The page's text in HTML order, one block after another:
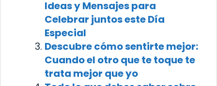
Ideas y Mensajes para
Celebrar juntos este Día
Especial
Descubre cómo sentirte mejor:
Cuando el otro que te toque te
trata mejor que yo